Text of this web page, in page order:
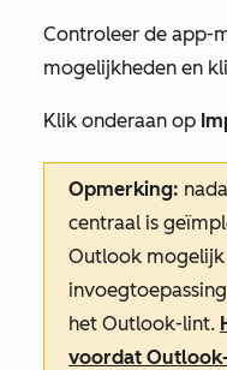
Controleer de app-
mogelijkheden en
Klik onderaan op
Opmerking:
centraal is
Outlook mogelijk
het Outlook-lint.
voordat